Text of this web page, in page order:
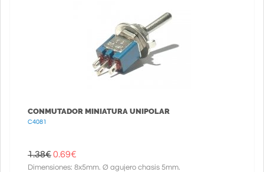
CONMUTADOR MINIATURA UNIPOLAR
C4081
1.38€0.69€
Dimensiones: 8x5mm. Ø agujero chasis 5mm.